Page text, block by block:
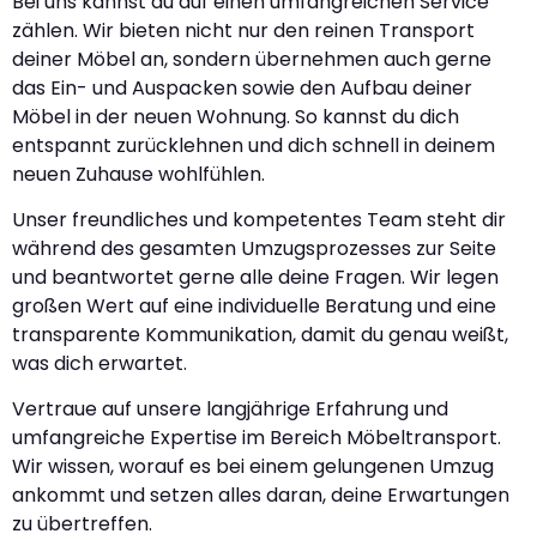
zählen. Wir bieten nicht nur den reinen Transport
deiner Möbel an, sondern übernehmen auch gerne
das Ein- und Auspacken sowie den Aufbau deiner
Möbel in der neuen Wohnung. So kannst du dich
entspannt zurücklehnen und dich schnell in deinem
neuen Zuhause wohlfühlen.
Unser freundliches und kompetentes Team steht dir
während des gesamten Umzugsprozesses zur Seite
und beantwortet gerne alle deine Fragen. Wir legen
großen Wert auf eine individuelle Beratung und eine
transparente Kommunikation, damit du genau weißt,
was dich erwartet.
Vertraue auf unsere langjährige Erfahrung und
umfangreiche Expertise im Bereich Möbeltransport.
Wir wissen, worauf es bei einem gelungenen Umzug
ankommt und setzen alles daran, deine Erwartungen
zu übertreffen.